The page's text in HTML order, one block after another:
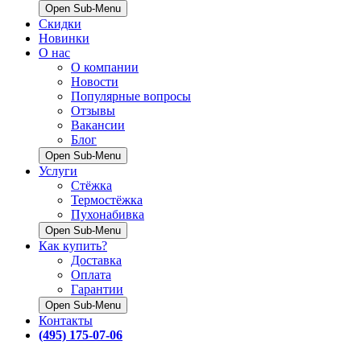
Open Sub-Menu
Скидки
Новинки
О нас
О компании
Новости
Популярные вопросы
Отзывы
Вакансии
Блог
Open Sub-Menu
Услуги
Стёжка
Термостёжка
Пухонабивка
Open Sub-Menu
Как купить?
Доставка
Оплата
Гарантии
Open Sub-Menu
Контакты
(495) 175-07-06